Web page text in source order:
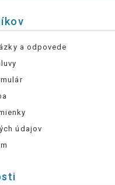
a odpovede
údajov